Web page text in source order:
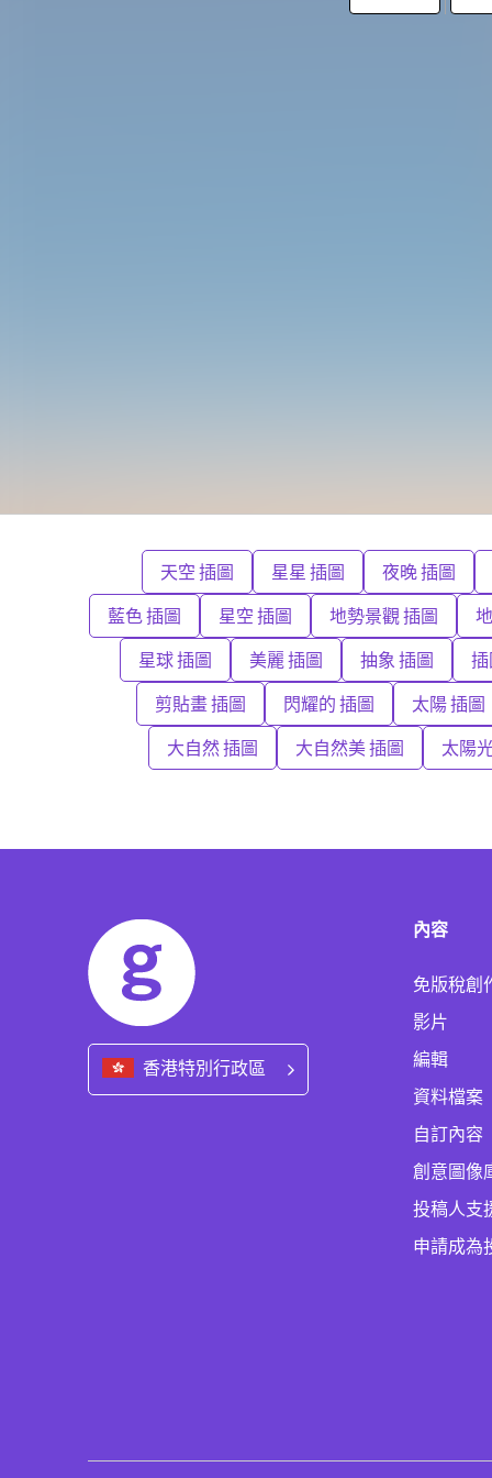
天空 插圖 星星 插圖 夜晚 插圖
藍色 插圖 星空 插圖 地勢景觀 插圖
星球 插圖 美麗 插圖 抽象 插圖 插
剪貼畫 插圖 閃耀的 插圖 太陽 插圖
大自然 插圖 大自然美 插圖 太陽
香港特別行政區
內容
免版稅創
影片
編輯
資料檔案
自訂內容
創意圖像
投稿人支
申請成為